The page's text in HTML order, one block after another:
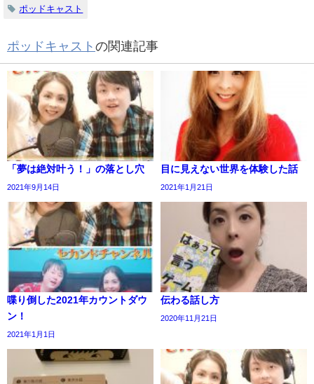
ポッドキャスト
ポッドキャスト の関連記事
「夢は絶対叶う！」の落とし穴
2021年9月14日
目に見えない世界を体験した話
2021年1月21日
喋り倒した2021年カウントダウ
ン！
2021年1月1日
伝わる話し方
2020年11月21日